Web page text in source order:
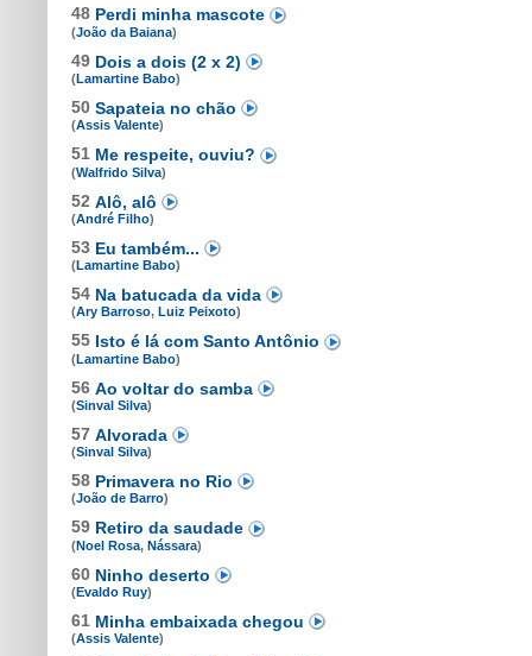
48 Perdi minha mascote
(João da Baiana)
49 Dois a dois (2 x 2)
(Lamartine Babo)
50 Sapateia no chão
(Assis Valente)
51 Me respeite, ouviu?
(Walfrido Silva)
52 Alô, alô
(André Filho)
53 Eu também...
(Lamartine Babo)
54 Na batucada da vida
(Ary Barroso, Luiz Peixoto)
55 Isto é lá com Santo Antônio
(Lamartine Babo)
56 Ao voltar do samba
(Sinval Silva)
57 Alvorada
(Sinval Silva)
58 Primavera no Rio
(João de Barro)
59 Retiro da saudade
(Noel Rosa, Nássara)
60 Ninho deserto
(Evaldo Ruy)
61 Minha embaixada chegou
(Assis Valente)